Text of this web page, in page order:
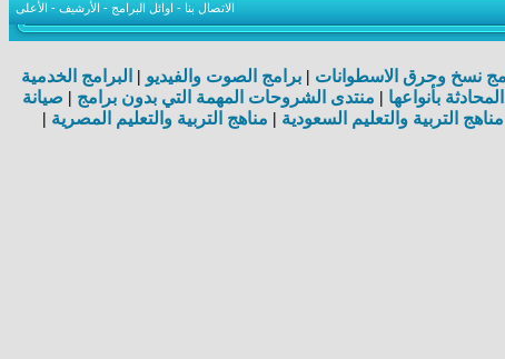
الاتصال بنا - اوائل البرامج - الأرشيف - الأعلى
نسخ وحرق الاسطوانات | برامج الصوت والفيديو | البرامج الخدمية
بأنواعها | منتدى الشروحات المهمة التي بدون برامج | صيانة
مناهج التربية والتعليم السعودية | مناهج التربية والتعليم المصرية |